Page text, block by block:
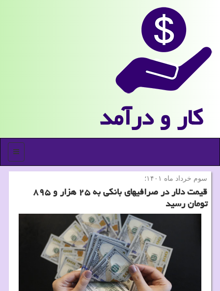
كار و درآمد
منو
سوم خرداد ماه ۱۴۰۱؛
قیمت دلار در صرافیهای بانکی به ۲۵ هزار و ۸۹۵
تومان رسید